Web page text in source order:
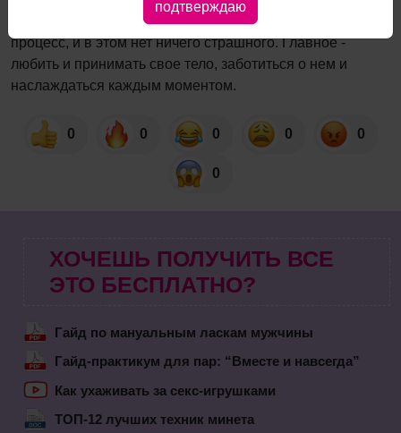
Помни, что сексуальное старение - это естественный
процесс, и в этом нет ничего страшного. Главное -
любить и принимать свое тело, заботиться о нем и
наслаждаться каждым моментом.
0 0 0 0 0
0
ХОЧЕШЬ ПОЛУЧИТЬ ВСЕ
ЭТО БЕСПЛАТНО?
Гайд по мануальным ласкам мужчины
Гайд-практикум для пар: “Вместе и навсегда”
Как ухаживать за секс-игрушками
ТОП-12 лучших техник минета
подтверждаю